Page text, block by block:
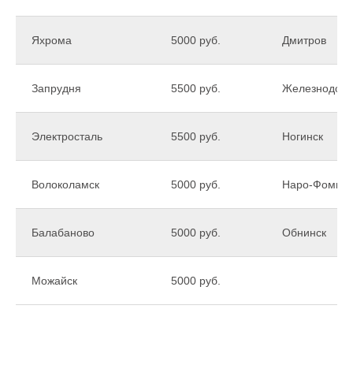
Яхрома 5000 руб. Дмитров
Запрудня 5500 руб.
Электросталь 5500 руб. Ногинск
Волоколамск 5000 руб. Наро-
Балабаново 5000 руб. Обнинск
Можайск 5000 руб.